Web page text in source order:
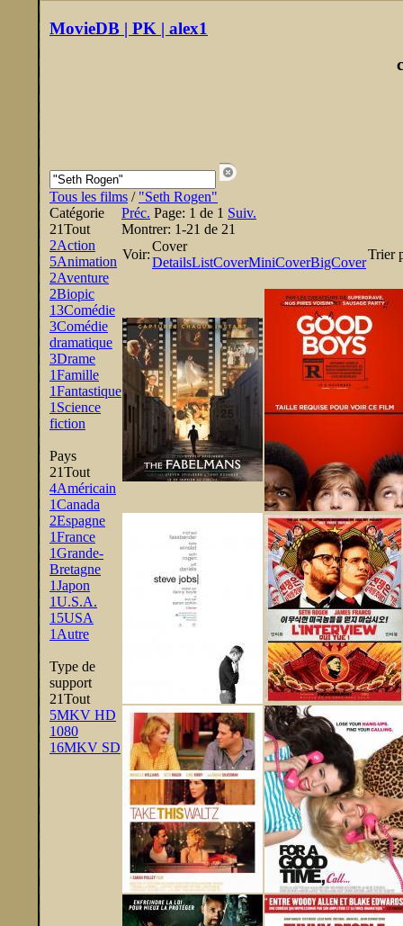
MovieDB | PK | alex1
Tous les films / "Seth Rogen"
Catégorie
21Tout
2Action
5Animation
2Aventure
2Biopic
13Comédie
3Comédie
dramatique
3Drame
1Famille
1Fantastique
1Science
fiction
Pays
21Tout
4Américain
1Canada
2Espagne
1France
1Grande-
Bretagne
1Japon
1U.S.A.
15USA
1Autre
Type de
support
21Tout
5MKV HD
1080
16MKV SD
Préc. Page: 1 de 1 Suiv.
Montrer: 1-21 de 21
Voir:
Cover
DetailsListCoverMiniCoverBigCover
Trier